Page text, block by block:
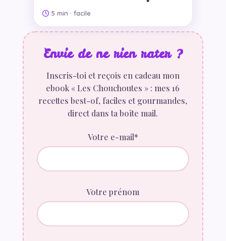
5 min · facile
Envie de ne rien rater ?
Inscris-toi et reçois en cadeau mon
ebook « Les Chouchoutes » : mes 16
recettes best-of, faciles et gourmandes,
direct dans ta boîte mail.
Votre e-mail*
Votre prénom